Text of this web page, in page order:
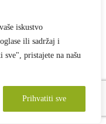
iskustvo
ili sadržaj i
pristajete na našu
Prihvatiti sve